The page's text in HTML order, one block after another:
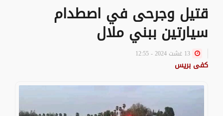
قتيل وجرحى في اصطدام
سيارتين ببني ملال
كفى بريس